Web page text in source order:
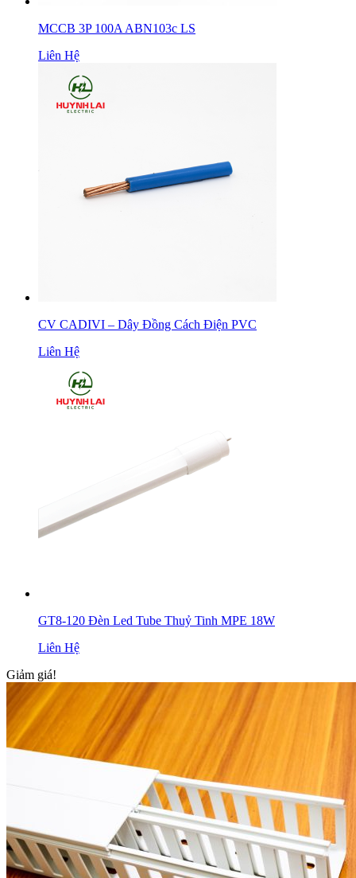
MCCB 3P 100A ABN103c LS
Liên Hệ
CV CADIVI – Dây Đồng Cách Điện PVC
Liên Hệ
GT8-120 Đèn Led Tube Thuỷ Tinh MPE 18W
Liên Hệ
Giảm giá!